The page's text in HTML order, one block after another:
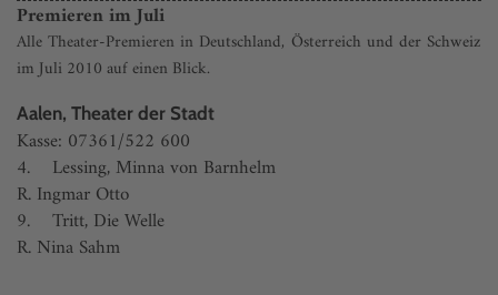
Premieren im Juli
Alle Theater-Premieren in Deutschland, Österreich und der Schweiz
im Juli 2010 auf einen Blick.
Aalen, Theater der Stadt
Kasse: 07361/522 600
4. Lessing, Minna von Barnhelm
R. Ingmar Otto
9. Tritt, Die Welle
R. Nina Sahm